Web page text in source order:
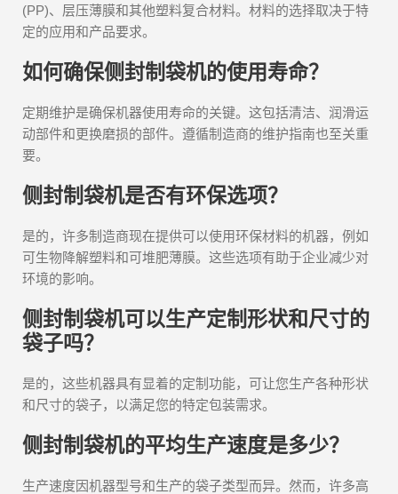
(PP)、层压薄膜和其他塑料复合材料。材料的选择取决于特
定的应用和产品要求。
如何确保侧封制袋机的使用寿命？
定期维护是确保机器使用寿命的关键。这包括清洁、润滑运
动部件和更换磨损的部件。遵循制造商的维护指南也至关重
要。
侧封制袋机是否有环保选项？
是的，许多制造商现在提供可以使用环保材料的机器，例如
可生物降解塑料和可堆肥薄膜。这些选项有助于企业减少对
环境的影响。
侧封制袋机可以生产定制形状和尺寸的
袋子吗？
是的，这些机器具有显着的定制功能，可让您生产各种形状
和尺寸的袋子，以满足您的特定包装需求。
侧封制袋机的平均生产速度是多少？
生产速度因机器型号和生产的袋子类型而异。然而，许多高